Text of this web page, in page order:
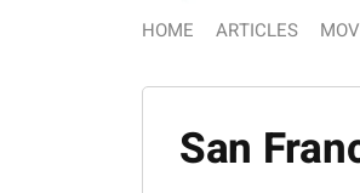
HOME ARTICLES
San